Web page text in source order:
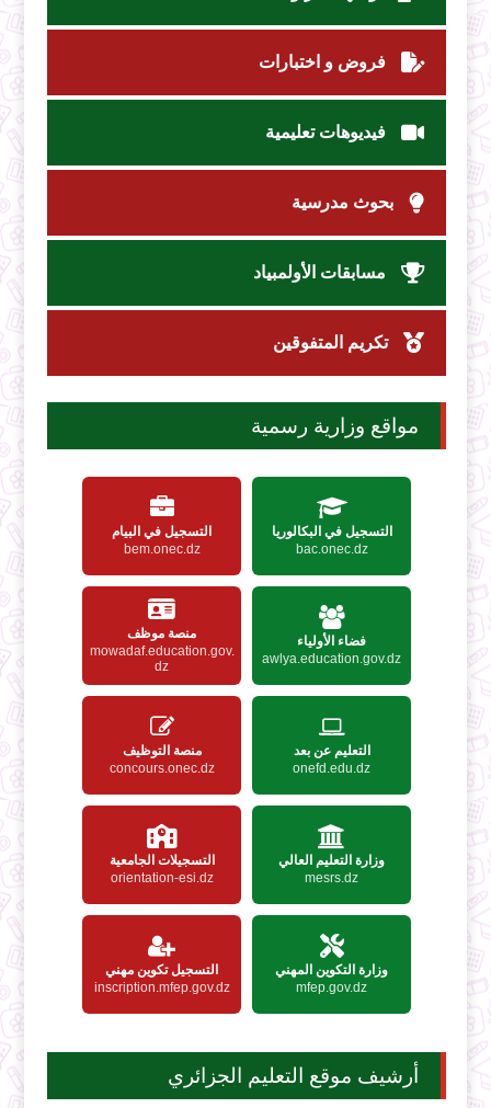
فروض و اختبارات
فيديوهات تعليمية
بحوث مدرسية
مسابقات الأولمبياد
تكريم المتفوقين
مواقع وزارية رسمية
التسجيل في البكالوريا
bac.onec.dz
التسجيل في البيام
bem.onec.dz
فضاء الأولياء
awlya.education.gov.dz
منصة موظف
mowadaf.education.gov.
dz
التعليم عن بعد
onefd.edu.dz
منصة التوظيف
concours.onec.dz
وزارة التعليم العالي
mesrs.dz
التسجيلات الجامعية
orientation-esi.dz
وزارة التكوين المهني
mfep.gov.dz
التسجيل تكوين مهني
inscription.mfep.gov.dz
أرشيف موقع التعليم الجزائري